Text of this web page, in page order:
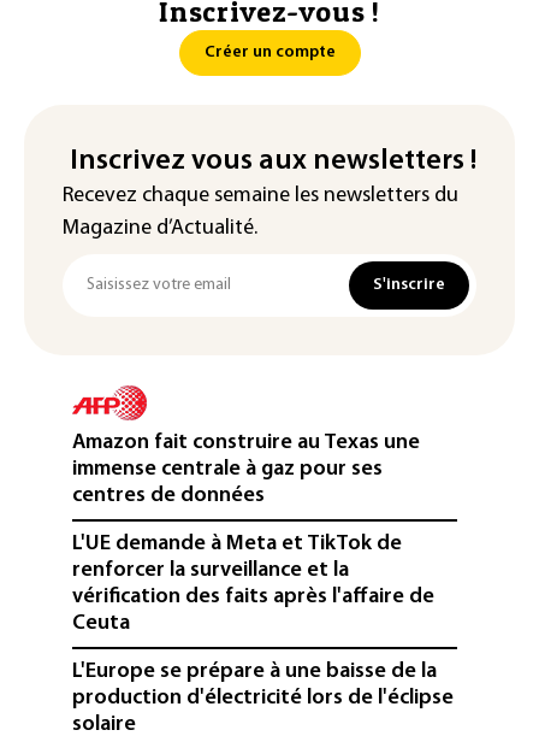
Inscrivez-vous !
Créer un compte
Inscrivez vous aux newsletters !
Recevez chaque semaine les newsletters du
Magazine d’Actualité.
S'inscrire
Amazon fait construire au Texas une
immense centrale à gaz pour ses
centres de données
L'UE demande à Meta et TikTok de
renforcer la surveillance et la
vérification des faits après l'affaire de
Ceuta
L'Europe se prépare à une baisse de la
production d'électricité lors de l'éclipse
solaire